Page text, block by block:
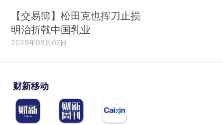
【交易簿】松田克也挥刀止损
明治折戟中国乳业
2026年08月07日
财新移动